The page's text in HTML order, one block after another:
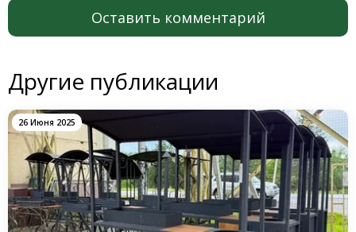
Оставить комментарий
Другие публикации
26 Июня 2025